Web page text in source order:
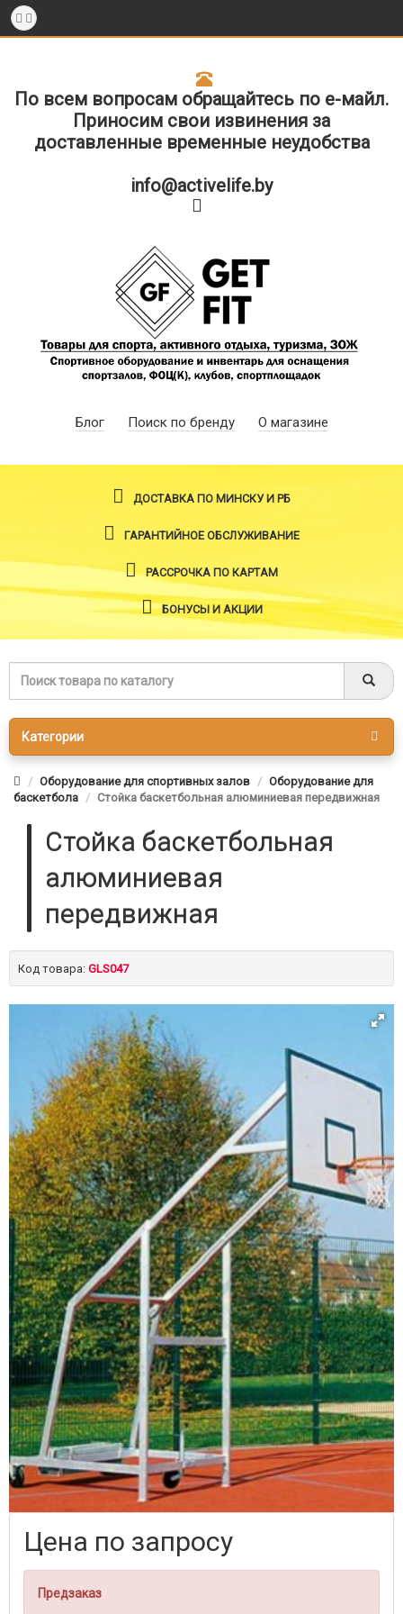
По всем вопросам обращайтесь по е-майл.
Приносим свои извинения за
доставленные временные неудобства
info@activelife.by
Блог Поиск по бренду О магазине
ДОСТАВКА ПО МИНСКУ И РБ
ГАРАНТИЙНОЕ ОБСЛУЖИВАНИЕ
РАССРОЧКА ПО КАРТАМ
БОНУСЫ И АКЦИИ
Категории
Оборудование для спортивных залов
Оборудование для
баскетбола
Стойка баскетбольная алюминиевая передвижная
Стойка баскетбольная
алюминиевая
передвижная
Код товара: GLS047
Цена по запросу
Предзаказ